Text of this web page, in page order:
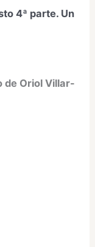
4ª parte. Un
de Oriol Villar-